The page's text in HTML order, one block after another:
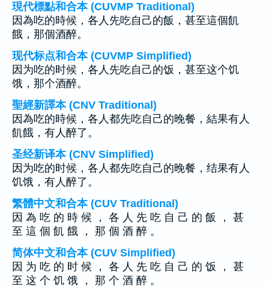
現代標點和合本 (CUVMP Traditional)
因為吃的時候，各人先吃自己的飯，甚至這個飢
餓，那個酒醉。
现代标点和合本 (CUVMP Simplified)
因为吃的时候，各人先吃自己的饭，甚至这个饥
饿，那个酒醉。
聖經新譯本 (CNV Traditional)
因為吃的時候，各人都先吃自己的晚餐，結果有人
飢餓，有人醉了。
圣经新译本 (CNV Simplified)
因为吃的时候，各人都先吃自己的晚餐，结果有人
饥饿，有人醉了。
繁體中文和合本 (CUV Traditional)
因 為 吃 的 時 候 ， 各 人 先 吃 自 己 的 飯 ， 甚
至 這 個 飢 餓 ， 那 個 酒 醉 。
简体中文和合本 (CUV Simplified)
因 为 吃 的 时 候 ， 各 人 先 吃 自 己 的 饭 ， 甚
至 这 个 饥 饿 ， 那 个 酒 醉 。